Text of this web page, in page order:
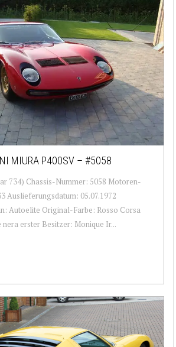
MIURA P400SV – #5058
734) Chassis-Nummer: 5058 Motoren-
Auslieferungsdatum: 05.07.1972
Autoelite Original-Farbe: Rosso Corsa
erster Besitzer: Monique Ir...